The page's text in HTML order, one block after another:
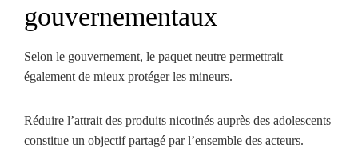
gouvernementaux
Selon le gouvernement, le paquet neutre permettrait
également de mieux protéger les mineurs.
Réduire l’attrait des produits nicotinés auprès des adolescents
constitue un objectif partagé par l’ensemble des acteurs.